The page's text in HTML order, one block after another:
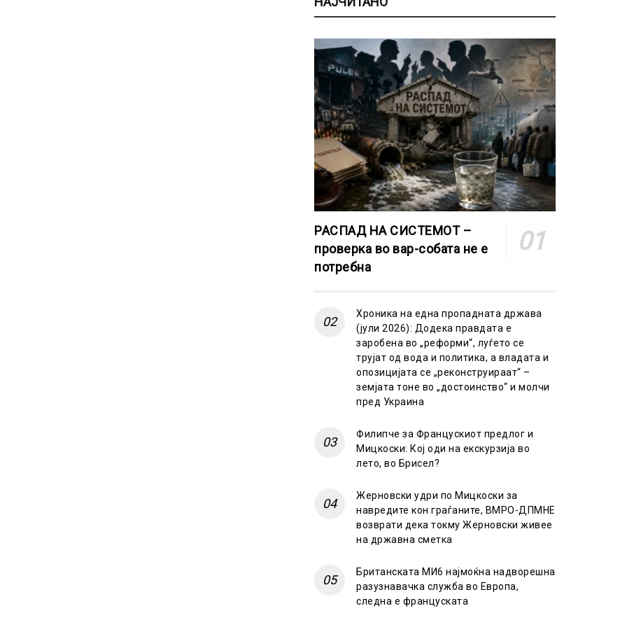
РАСПАД НА СИСТЕМОТ –
проверка во вар-собата не е
потребна
Хроника на една пропадната држава
(јули 2026): Додека правдата е
заробена во „реформи“, луѓето се
трујат од вода и политика, а владата и
опозицијата се „реконструираат“ –
земјата тоне во „достоинство“ и молчи
пред Украина
Филипче за Францускиот предлог и
Мицкоски: Кој оди на екскурзија во
лето, во Брисел?
Жерновски удри по Мицкоски за
навредите кон граѓаните, ВМРО-ДПМНЕ
возврати дека токму Жерновски живее
на државна сметка
Британската МИ6 најмоќна надворешна
разузнавачка служба во Европа,
следна е француската